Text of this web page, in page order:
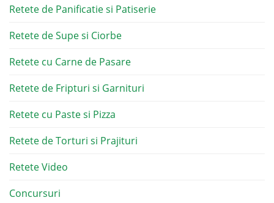
Retete de Panificatie si Patiserie
Retete de Supe si Ciorbe
Retete cu Carne de Pasare
Retete de Fripturi si Garnituri
Retete cu Paste si Pizza
Retete de Torturi si Prajituri
Retete Video
Concursuri